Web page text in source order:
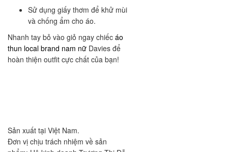
Sử dụng giấy thơm để khử mùi
và chống ẩm cho áo.
Nhanh tay bỏ vào giỏ ngay chiếc áo
thun local brand nam nữ Davies để
hoàn thiện outfit cực chất của bạn!
Sản xuất tại Việt Nam.
Đơn vị chịu trách nhiệm về sản